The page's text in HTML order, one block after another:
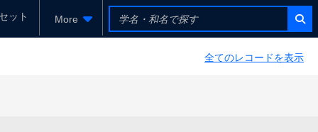
ット More
全てのレコードを表示